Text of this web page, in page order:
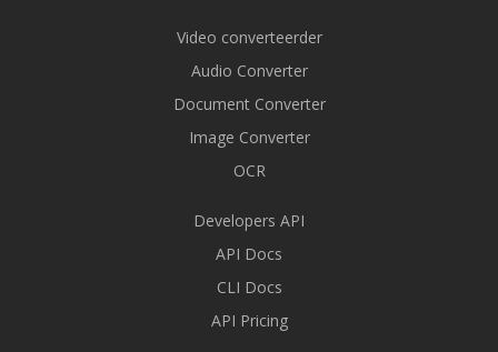
Video converteerder
Audio Converter
Document Converter
Image Converter
OCR
Developers API
API Docs
CLI Docs
API Pricing